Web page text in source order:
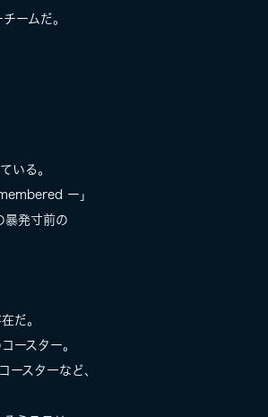
ームだ。
いる。
ー」
暴発寸前の
だ。
ースター。
スターなど、